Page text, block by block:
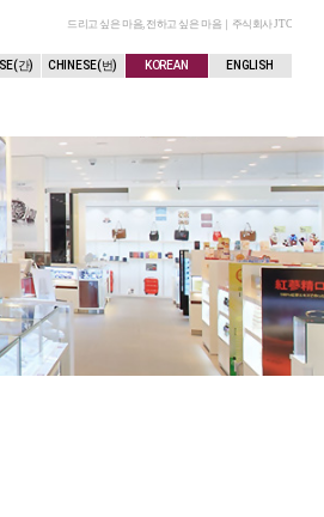
간) CHINESE(번) KOREAN ENGLISH
드리고 싶은 마음, 전하고 싶은 마음｜주식회사 JTC